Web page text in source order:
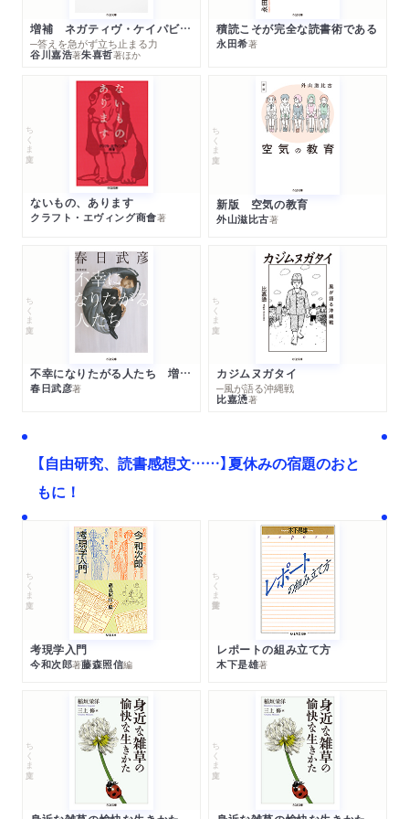
増補 ネガティヴ・ケイパビリティで生きる
─答えを急がず立ち止まる力
谷川嘉浩著朱喜哲著ほか
積読こそが完全な読書術である
永田希著
ちくま文庫
ないもの、あります
クラフト・エヴィング商會著
ちくま文庫
新版 空気の教育
外山滋比古著
ちくま文庫
不幸になりたがる人たち 増補新版
春日武彦著
ちくま文庫
カジムヌガタイ
─風が語る沖縄戦
比嘉慂著
【自由研究、読書感想文……】夏休みの宿題のおと
もに！
ちくま文庫
考現学入門
今和次郎著藤森照信編
ちくま学芸文庫
レポートの組み立て方
木下是雄著
ちくま文庫 ちくま文庫